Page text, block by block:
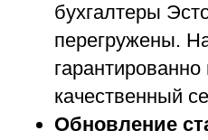
бухгалтеры
перегружены.
гарантированно
качественный
Обновление